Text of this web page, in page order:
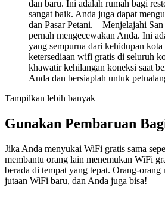
dan baru. Ini adalah rumah bagi
sangat baik. Anda juga dapat
dan Pasar Petani. Menjelajahi
pernah mengecewakan Anda. Ini
yang sempurna dari kehidupan
ketersediaan wifi gratis di seluruh
khawatir kehilangan koneksi saat
Anda dan bersiaplah untuk
Tampilkan lebih banyak
Gunakan Pembaruan
Jika Anda menyukai WiFi gratis sama
membantu orang lain menemukan WiFi
berada di tempat yang tepat. Orang-orang
jutaan WiFi baru, dan Anda juga bisa!